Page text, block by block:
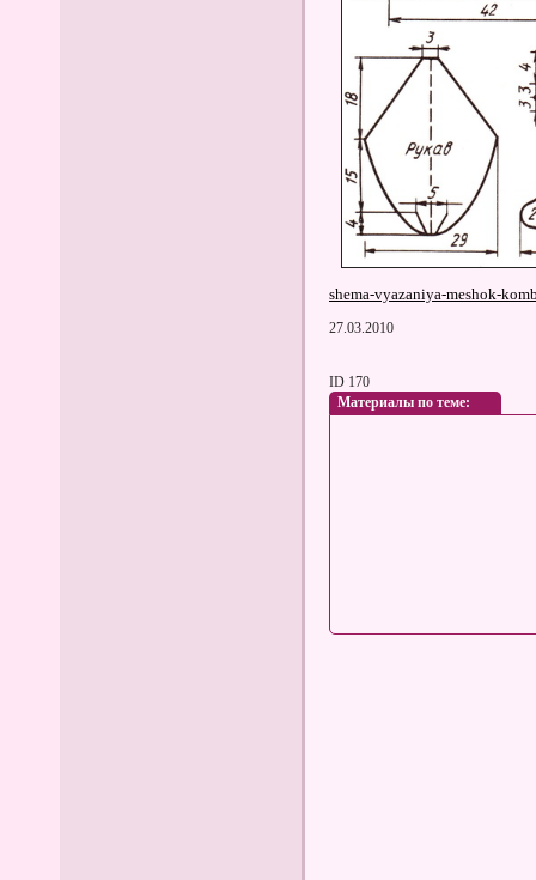
shema-vyazaniya-meshok-
27.03.2010
ID 170
Материалы по теме: